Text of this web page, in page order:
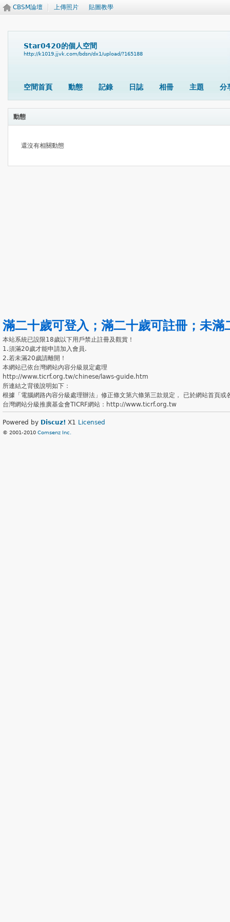
CBSM論壇 上傳照片 貼圖教學
Star0420的個人空間
http://k1019.jjvk.com/bdsn/dx1/upload/?165188
空間首頁 動態 記錄 日誌 相冊 主題 分
動態
還沒有相關動態
滿二十歲可登入 ； 滿二十歲可註冊 ； 未滿
本站系統已設限18歲以下用戶禁止註冊及觀賞！
1.須滿20歲才能申請加入會員.
2.若未滿20歲請離開！
本網站已依台灣網站內容分級規定處理
http://www.ticrf.org.tw/chinese/laws-guide.htm
所連結之背後說明如下：
根據「電腦網路內容分級處理辦法」修正條文第六條第三款規定， 已於網站首頁
台灣網站分級推廣基金會TICRF網站：http://www.ticrf.org.tw
Powered by Discuz! X1 Licensed
© 2001-2010 Comsenz Inc.